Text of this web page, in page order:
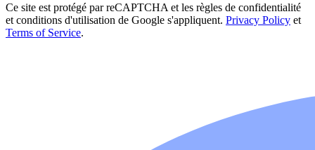
Ce site est protégé par reCAPTCHA et les règles de confidentialité
et conditions d'utilisation de Google s'appliquent. Privacy Policy et
Terms of Service.